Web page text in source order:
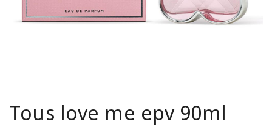
Tous love me epv 90ml